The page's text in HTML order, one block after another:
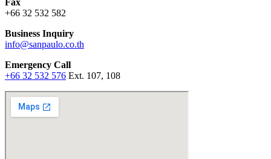
Fax
+66 32 532 582
Business Inquiry
info@sanpaulo.co.th
Emergency Call
+66 32 532 576 Ext. 107, 108